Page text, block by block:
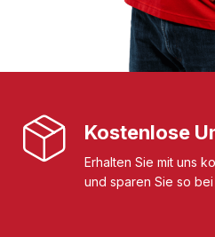
Kostenlose
Erhalten Sie mit uns
und sparen Sie so